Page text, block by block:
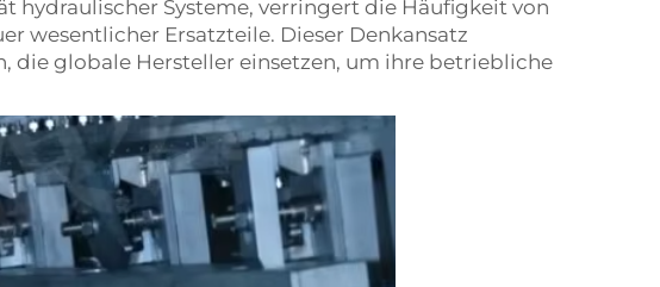
hydraulischer Systeme, verringert die Häufigkeit von
wesentlicher Ersatzteile. Dieser Denkansatz
die globale Hersteller einsetzen, um ihre betriebliche